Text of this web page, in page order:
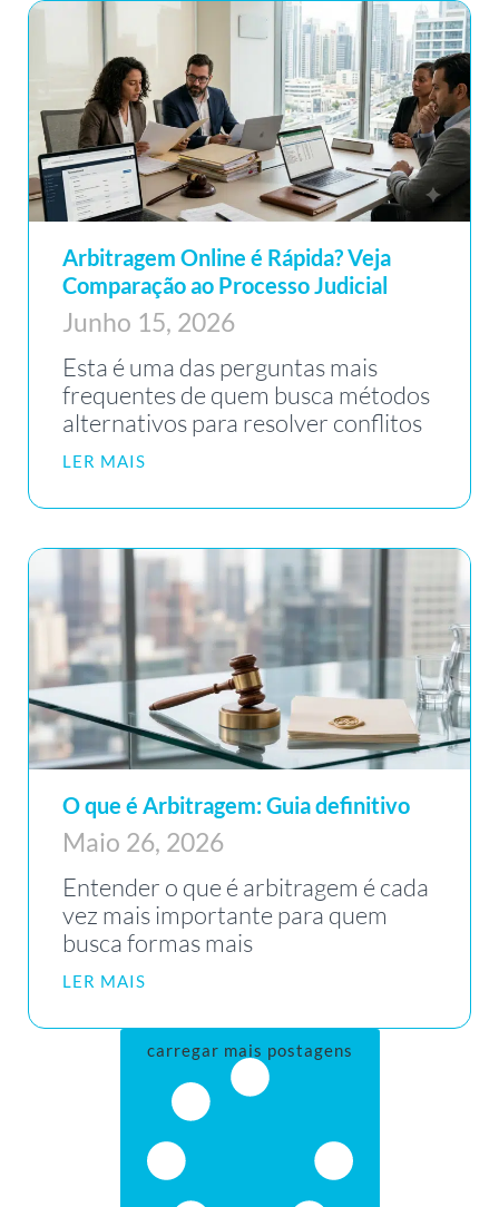
Arbitragem Online é Rápida? Veja
Comparação ao Processo Judicial
Junho 15, 2026
Esta é uma das perguntas mais
frequentes de quem busca métodos
alternativos para resolver conflitos
LER MAIS
O que é Arbitragem: Guia definitivo
Maio 26, 2026
Entender o que é arbitragem é cada
vez mais importante para quem
busca formas mais
LER MAIS
carregar mais postagens